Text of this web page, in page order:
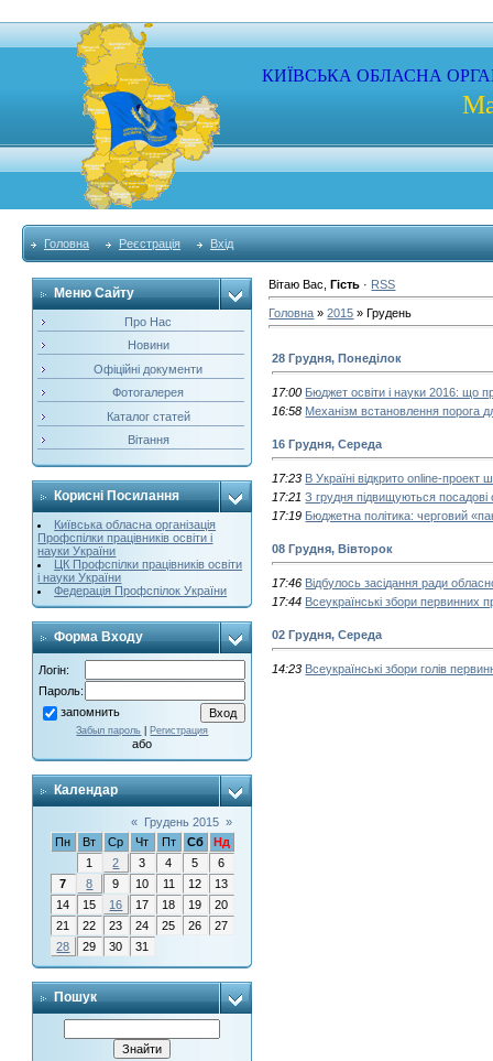
КИЇВСЬКА ОБЛАСНА
Головна Реєстрація Вхід
Меню Сайту
Про Нас
Новини
Офіційні документи
Фотогалерея
Каталог статей
Вітання
Корисні Посилання
Київська обласна організація
Профспілки працівників освіти і
науки України
ЦК Профспілки працівників освіти
і науки України
Федерація Профспілок України
Форма Входу
Логін:
Пароль:
запомнить
Забыл пароль Регистрация
або
Календар
« Грудень 2015 »
Пн
Вт Ср Чт Пт Сб
Нд
1
2 3 4 5
6
7
8 9 10 11 12
13
14
15 16 17 18 19
20
21
22 23 24 25 26
27
28
29 30 31
Пошук
Вітаю Вас ,Гість · RSS
Головна »2015 » Грудень
28 Грудня, Понеділок
17:00 Бюджет освіти і науки 2016: що
16:58 Механізм встановлення порога
16 Грудня, Середа
17:23 В Україні відкрито online-проект
17:21 З грудня підвищуються
17:19 Бюджетна політика: черговий
08 Грудня, Вівторок
17:46 Відбулось засідання ради
17:44 Всеукраїнські збори первинних
02 Грудня, Середа
14:23 Всеукраїнські збори голів